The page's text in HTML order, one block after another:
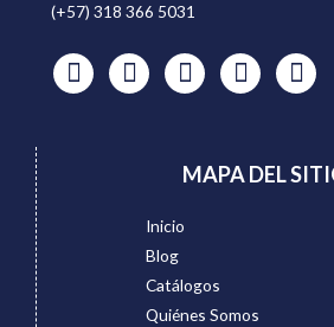
(+57) 318 366 5031
MAPA DEL
Inicio
Blog
Catálogos
Quiénes Somos